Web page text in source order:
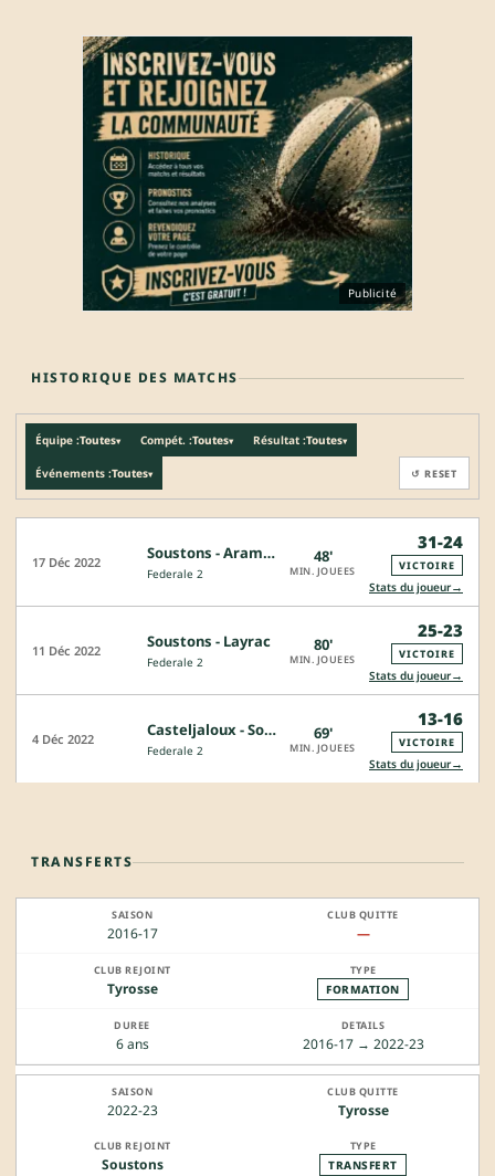
Publicité
HISTORIQUE DES MATCHS
Équipe :Toutes▾ Compét. :Toutes▾ Résultat :Toutes▾
Événements :Toutes▾ ↺ RESET
17 Déc 2022 Soustons - Aramits
Federale 2
48'
MIN. JOUEES
31-24
VICTOIRE
Stats du joueur→
11 Déc 2022 Soustons - Layrac
Federale 2
80'
MIN. JOUEES
25-23
VICTOIRE
Stats du joueur→
4 Déc 2022 Casteljaloux - Soustons
Federale 2
69'
MIN. JOUEES
13-16
VICTOIRE
Stats du joueur→
TRANSFERTS
2016-17 —
Tyrosse FORMATION
6 ans 2016-17 → 2022-23
2022-23 Tyrosse
Soustons TRANSFERT